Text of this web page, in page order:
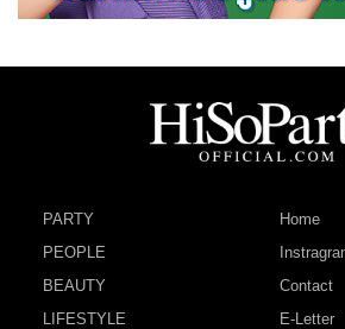
PARTY
PEOPLE
BEAUTY
LIFESTYLE
Home
Contact
E-Letter